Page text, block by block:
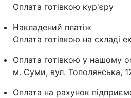
Оплата готівкою кур'єру
Накладений платіж
Оплата готівкою на складі
Оплата готівкою у нашому
м. Суми, вул. Тополянська,
Оплата на рахунок